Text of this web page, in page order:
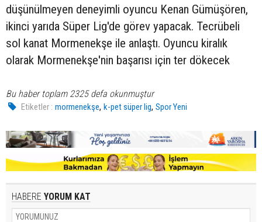
düşünülmeyen deneyimli oyuncu Kenan Gümüşören,
ikinci yarıda Süper Lig'de görev yapacak. Tecrübeli
sol kanat Mormenekşe ile anlaştı. Oyuncu kiralık
olarak Mormenekşe'nin başarısı için ter dökecek
Bu haber toplam 2325 defa okunmuştur
Etiketler : mormenekşe,k-pet süper lig,Spor Yeni
HABERE YORUM KAT